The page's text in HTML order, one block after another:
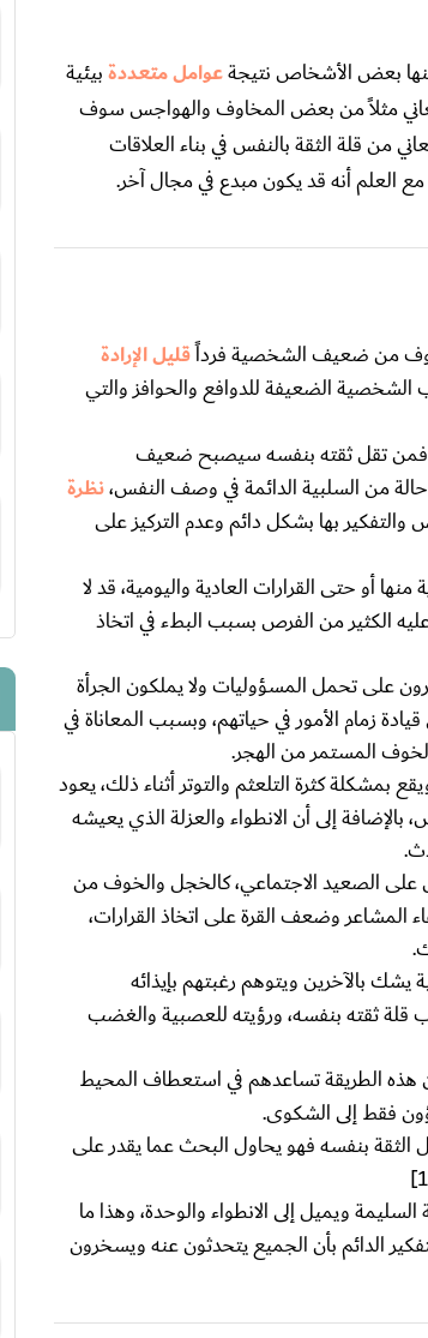
بعض الأشخاص نتيجةعوامل متعددةبيئية
مثلاً من بعض المخاوف والهواجس سوف
قلة الثقة بالنفس في بناء العلاقات
العلم أنه قد يكون مبدع في مجال آخر.
من ضعيف الشخصية فرداًقليل الإرادة
الشخصية الضعيفة للدوافع والحوافز والتي
فمن تقل ثقته بنفسه سيصبح ضعيف
من السلبية الدائمة في وصف النفس،نظرة
والتفكير بها بشكل دائم وعدم التركيز على
أو حتى القرارات العادية واليومية، قد لا
الكثير من الفرص بسبب البطء في اتخاذ
على تحمل المسؤوليات ولا يملكون الجرأة
زمام الأمور في حياتهم، وبسبب المعاناة في
المستمر من الهجر.
بمشكلة كثرة التلعثم والتوتر أثناء ذلك، يعود
إلى أن الانطواء والعزلة الذي يعيشه
الصعيد الاجتماعي، كالخجل والخوف من
المشاعر وضعف القرة على اتخاذ القرارات،
ويتوهم رغبتهم بإيذائه
ثقته بنفسه، ورؤيته للعصبية والغضب
هذه الطريقة تساعدهم في استعطاف المحيط
فقط إلى الشكوى.
بنفسه فهو يحاول البحث عما يقدر على
ويميل إلى الانطواء والوحدة، وهذا ما
الدائم بأن الجميع يتحدثون عنه ويسخرون